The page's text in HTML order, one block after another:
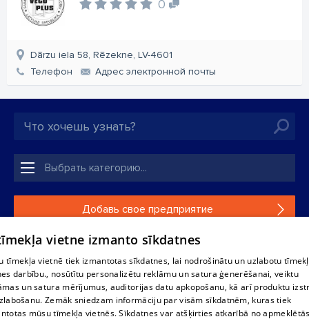
0
Dārzu iela 58, Rēzekne, LV-4601
Телефон
Aдрес электронной почты
Добавь свое предприятие
Если твоего предприятия нет в нашей базе данных,
Полное или частичное распространение или копирование
информации из баз данных 1188 в любой форме строго
vietne izmanto sīkdatnes
tīmekļa vietnē tiek izmantotas sīkdatnes, lai nodrošinātu un uzlabotu
darbību., nosūtītu personalizētu reklāmu un satura ģenerēšanai, veiktu
un satura mērījumus, auditorijas datu apkopošanu, kā arī produktu
Zemāk sniedzam informāciju par visām sīkdatnēm, kuras tiek
mūsu tīmekļa vietnēs. Sīkdatnes var atšķirties atkarībā no